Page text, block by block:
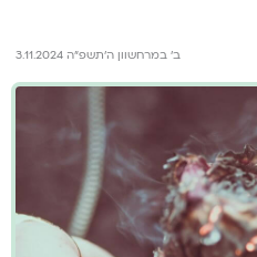
ב׳ במרחשוון ה׳תשפ״ה 3.11.2024